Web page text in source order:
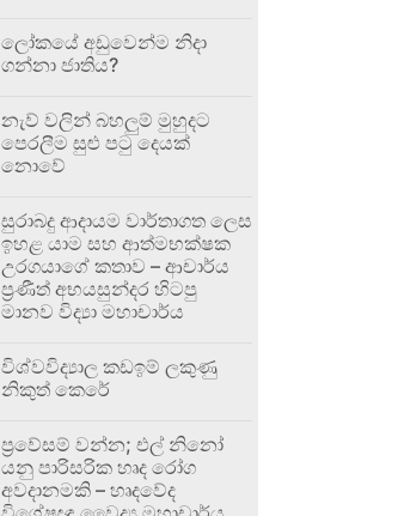
ලෝකයේ අඩුවෙන්ම නිදා
ගන්නා ජාතිය?
නැව් වලින් බහලුම් මුහුදට
පෙරලීම සුළු පටු දෙයක්
නොවේ
සුරාබදු ආදායම වාර්තාගත ලෙස
ඉහළ යාම සහ ආත්මභක්ෂක
උරගයාගේ කතාව – ආචාර්ය
ප්‍රණීත් අභයසුන්දර හිටපු
මානව විද්‍යා මහාචාර්ය
විශ්වවිද්‍යාල කඩඉම් ලකුණු
නිකුත් කෙරේ
ප්‍රවේසම් වන්න; එල් නිනෝ
යනු පාරිසරික හෘද රෝග
අවදානමකි – හෘදවේද